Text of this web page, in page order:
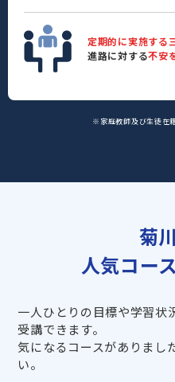
定期的に実施する
進路に対する不安
※家庭教師及び生徒在
菊
人気コー
一人ひとりの目標や学習状
受講できます。
気になるコースがありまし
い。